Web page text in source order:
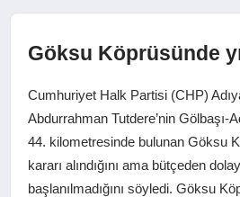
ASAYIŞ
ÇEVRE
SPOR
Göksu Köprüsünde
Cumhuriyet Halk Partisi (CHP)
Abdurrahman Tutdere’nin Gölbaşı-
44. kilometresinde bulunan Göksu
kararı alındığını ama bütçeden
başlanılmadığını söyledi. Göksu